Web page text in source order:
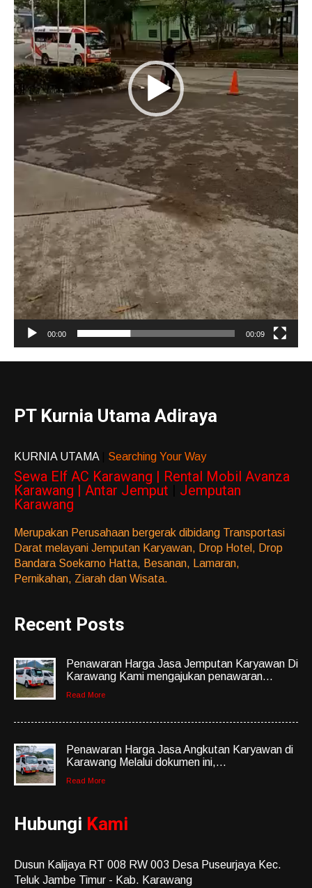
00:00 00:09
PT Kurnia Utama Adiraya
KURNIA UTAMA Searching Your Way
Sewa Elf AC Karawang | Rental Mobil Avanza
Karawang | Antar Jemput
Jemputan
Karawang
Merupakan Perusahaan bergerak dibidang Transportasi
Darat melayani Jemputan Karyawan, Drop Hotel, Drop
Bandara Soekarno Hatta, Besanan, Lamaran,
Pernikahan, Ziarah dan Wisata.
Recent Posts
Penawaran Harga Jasa Jemputan Karyawan Di
Karawang Kami mengajukan penawaran...
Read More
Penawaran Harga Jasa Angkutan Karyawan di
Karawang Melalui dokumen ini,...
Read More
Hubungi Kami
Dusun Kalijaya RT 008 RW 003 Desa Puseurjaya Kec.
Teluk Jambe Timur - Kab. Karawang